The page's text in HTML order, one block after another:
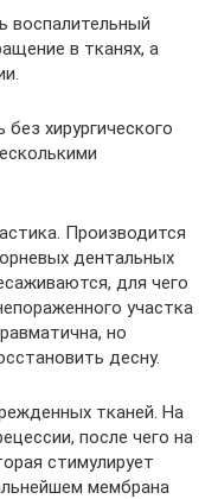
воспалительный
в тканях, а
хирургического
Производится
дентальных
для чего
участка
но
десну.
тканей. На
после чего на
стимулирует
мембрана